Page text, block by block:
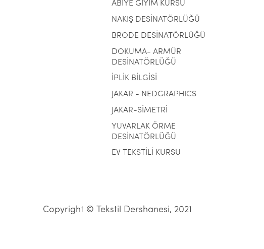
ABİYE GİYİM KURSU
NAKIŞ DESİNATÖRLÜĞÜ
BRODE DESİNATÖRLÜĞÜ
DOKUMA- ARMÜR
DESİNATÖRLÜĞÜ
İPLİK BİLGİSİ
JAKAR - NEDGRAPHICS
JAKAR-SİMETRİ
YUVARLAK ÖRME
DESİNATÖRLÜĞÜ
EV TEKSTİLİ KURSU
Copyright © Tekstil Dershanesi, 2021